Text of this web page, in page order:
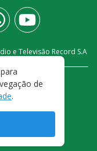
e Televisão Record S.A
de
.